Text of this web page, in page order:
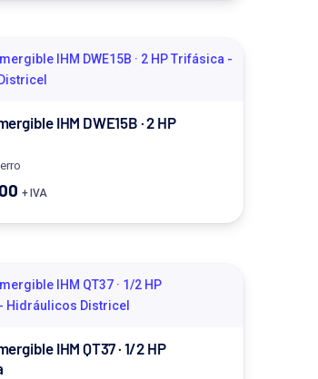
IHM DWE15B · 2 HP
+ IVA
IHM QT37 · 1/2 HP